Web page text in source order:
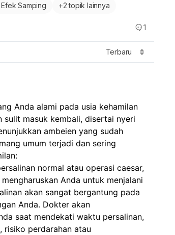
Samping +2 topik lainnya
1
Terbaru
Anda alami pada usia kehamilan
sulit masuk kembali, disertai nyeri
ambeien yang sudah
umum terjadi dan sering
normal atau operasi caesar,
Anda untuk menjalani
akan sangat bergantung pada
Anda. Dokter akan
saat mendekati waktu persalinan,
risiko perdarahan atau